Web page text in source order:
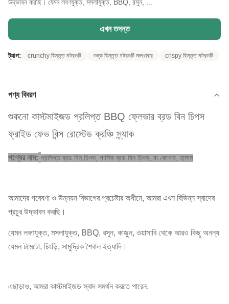
উদ্ভাবন করছি। যেমন লবণযুক্ত, মসলাযুক্ত, BBQ, রসুন, ...
এখন তদন্ত
ট্যাগ: crunchy বিস্তৃত মটরশুটি শুষ্ক বিস্তৃত মটরশুটি জলখাবার crispy বিস্তৃত মটরশুটি
পণ্য বিবরণ
শুকনো কাস্টমাইজড প্রলিপ্ত BBQ ফ্লেভার ব্রড বিন চিপস
ফ্রাইড ফেভ বিন্স রোস্টেড ক্রঞ্চি স্ন্যাক
পণ্যের নাম: প্রলিপ্ত ব্রড বিন চিপস, গার্লিক ব্রড বিন চিপস, বা কোশার, হালাল
আমাদের গবেষণা ও উন্নয়ন বিভাগের প্রচেষ্টার অধীনে, আমরা এখন বিভিন্ন স্বাদের
প্রচুর উদ্ভাবন করছি।
যেমন লবণযুক্ত, মসলাযুক্ত, BBQ, রসুন, কাজুন, ওয়াসাবি থেকে আরও কিছু অনন্য
যেমন টমেটো, চিংড়ি, সামুদ্রিক শৈবাল ইত্যাদি।
এছাড়াও, আমরা কাস্টমাইজড স্বাদ সমর্থন করতে পারেন.